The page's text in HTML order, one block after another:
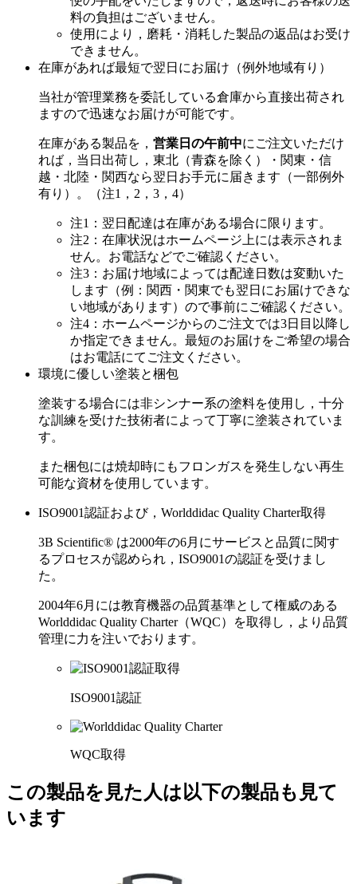
料の負担はございません。
使用により，磨耗・消耗した製品の返品はお受け
できません。
在庫があれば最短で翌日にお届け（例外地域有り）
当社が管理業務を委託している倉庫から直接出荷され
ますので迅速なお届けが可能です。
在庫がある製品を， 営業日の午前中にご注文いただけ
れば，当日出荷し，東北（青森を除く）・関東・信
越・北陸・関西なら翌日お手元に届きます（一部例外
有り）。（注1，2，3，4）
注1：翌日配達は在庫がある場合に限ります。
注2：在庫状況はホームページ上には表示されま
せん。お電話などでご確認ください。
注3：お届け地域によっては配達日数は変動いた
します（例：関西・関東でも翌日にお届けできな
い地域があります）ので事前にご確認ください。
注4：ホームページからのご注文では3日目以降し
か指定できません。最短のお届けをご希望の場合
はお電話にてご注文ください。
環境に優しい塗装と梱包
塗装する場合には非シンナー系の塗料を使用し，十分
な訓練を受けた技術者によって丁寧に塗装されていま
す。
また梱包には焼却時にもフロンガスを発生しない再生
可能な資材を使用しています。
ISO9001認証および，Worlddidac Quality Charter取得
3B Scientific® は2000年の6月にサービスと品質に関す
るプロセスが認められ，ISO9001の認証を受けまし
た。
2004年6月には教育機器の品質基準として権威のある
Worlddidac Quality Charter（WQC）を取得し，より品質
管理に力を注いでおります。
ISO9001認証
WQC取得
この製品を見た人は以下の製品も見て
います